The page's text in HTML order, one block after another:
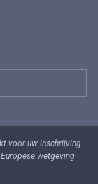
voor uw inschrijving
wetgeving